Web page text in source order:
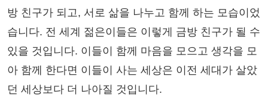
방 친구가 되고, 서로 삶을 나누고 함께 하는 모습이었
습니다. 전 세계 젊은이들은 이렇게 금방 친구가 될 수
있을 것입니다. 이들이 함께 마음을 모으고 생각을 모
아 함께 한다면 이들이 사는 세상은 이전 세대가 살았
던 세상보다 더 나아질 것입니다.